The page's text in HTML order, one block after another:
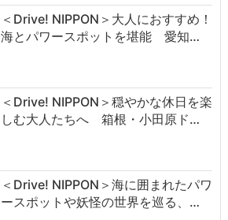
＜Drive! NIPPON＞大人におすすめ！
海とパワースポットを堪能 愛知…
＜Drive! NIPPON＞穏やかな休日を楽
しむ大人たちへ 箱根・小田原ド…
＜Drive! NIPPON＞海に囲まれたパワ
ースポットや妖怪の世界を巡る、…